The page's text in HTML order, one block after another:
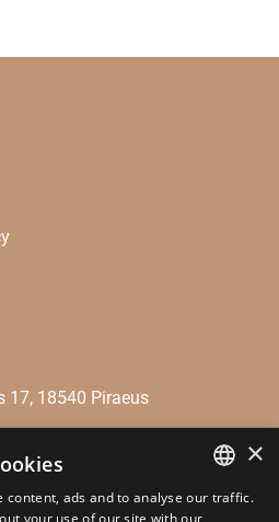
17, 18540 Piraeus
×
content, ads and to analyse our traffic.
your use of our site with our